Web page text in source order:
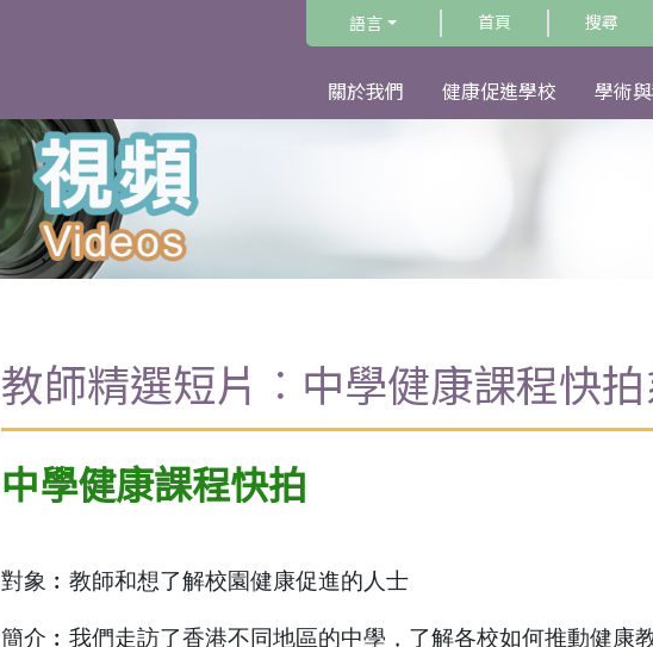
語言 首頁 搜尋
關於我們 健康促進學校 學術
教師精選短片︰中學健康課程快
中學健康課程快拍
對象︰教師和想了解校園健康促進的人士
簡介︰我們走訪了香港不同地區的中學，了解各校如何推動健康